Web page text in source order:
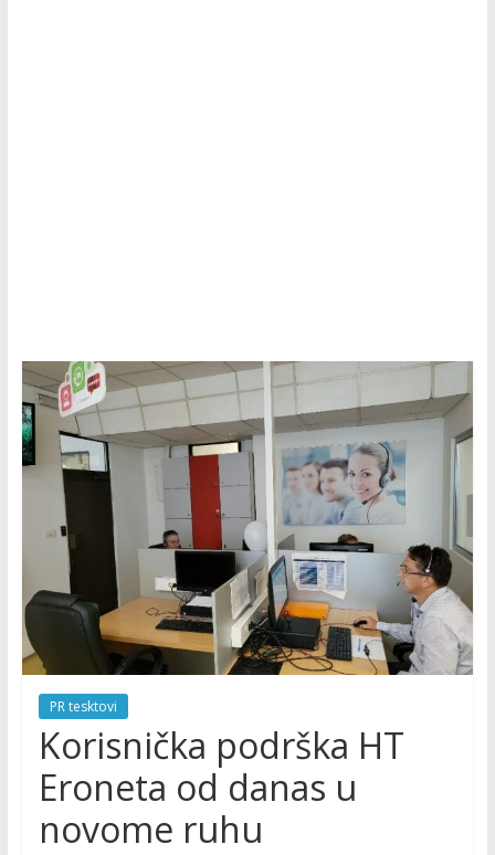
PR tesktovi
Korisnička podrška HT
Eroneta od danas u
novome ruhu